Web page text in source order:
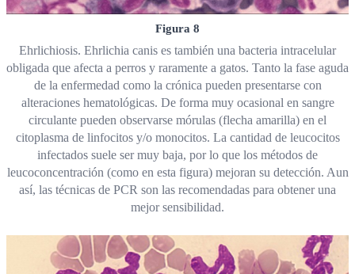
Figura 8
Ehrlichiosis. Ehrlichia canis es también una bacteria intracelular
obligada que afecta a perros y raramente a gatos. Tanto la fase aguda
de la enfermedad como la crónica pueden presentarse con
alteraciones hematológicas. De forma muy ocasional en sangre
circulante pueden observarse mórulas (flecha amarilla) en el
citoplasma de linfocitos y/o monocitos. La cantidad de leucocitos
infectados suele ser muy baja, por lo que los métodos de
leucoconcentración (como en esta figura) mejoran su detección. Aun
así, las técnicas de PCR son las recomendadas para obtener una
mejor sensibilidad.